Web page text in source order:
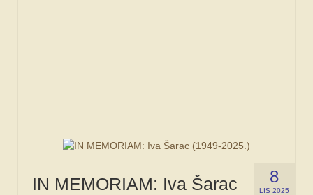
8
LIS 2025
IN MEMORIAM: Iva Šarac